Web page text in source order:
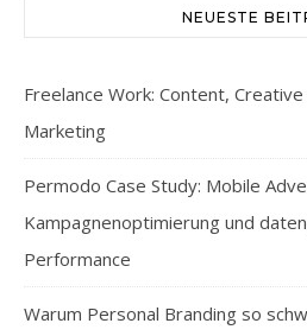
NEUESTE
Freelance Work: Content,
Marketing
Permodo Case Study: Mobile
Kampagnenoptimierung und
Performance
Warum Personal Branding so